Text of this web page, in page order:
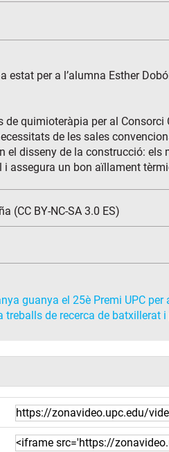
per a l’alumna Esther
de quimioteràpia per al
de les sales
el disseny de la construcció:
un bon aïllament
(CC BY-NC-SA 3.0 ES)
guanya el 25è Premi UPC
de recerca de batxillerat i